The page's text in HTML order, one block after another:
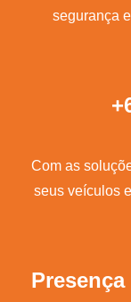
segurança
Com as
seus veículos
Presença